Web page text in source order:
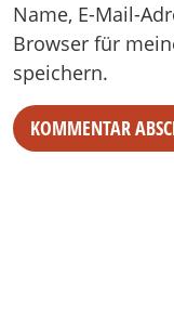
Name, E-Mail-
Browser für
speichern.